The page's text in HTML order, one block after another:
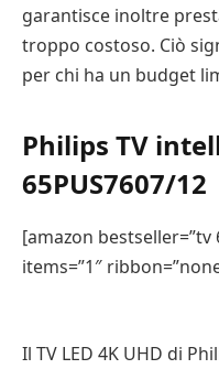
garantisce inoltre
troppo costoso. Ciò
per chi ha un budget
Philips TV
65PUS7607/12
[amazon bestseller=”tv
items=”1″
Il TV LED 4K UHD di